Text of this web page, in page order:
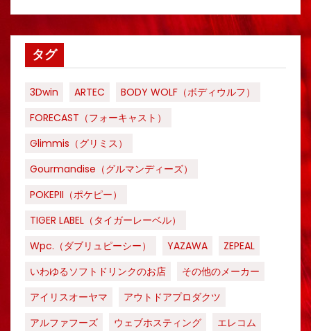
タグ
3Dwin ARTEC
BODY WOLF（ボディウルフ）
FORECAST（フォーキャスト）
Glimmis（グリミス）
Gourmandise（グルマンディーズ）
POKEPII（ポケピー）
TIGER LABEL（タイガーレーベル）
Wpc.（ダブリュピーシー）
YAZAWA
ZEPEAL
いわゆるソフトドリンクのお店
その他のメーカー
アイリスオーヤマ
アウトドアプロダクツ
アルファフーズ
ウェブホスティング
エレコム